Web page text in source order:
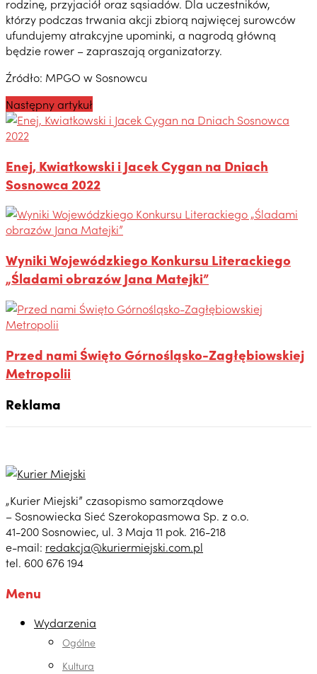
rodzinę, przyjaciół oraz sąsiadów. Dla uczestników,
którzy podczas trwania akcji zbiorą najwięcej surowców
ufundujemy atrakcyjne upominki, a nagrodą główną
będzie rower – zapraszają organizatorzy.
Źródło: MPGO w Sosnowcu
Następny artykuł
Enej, Kwiatkowski i Jacek Cygan na Dniach
Sosnowca 2022
Wyniki Wojewódzkiego Konkursu Literackiego
„Śladami obrazów Jana Matejki”
Przed nami Święto Górnośląsko-Zagłębiowskiej
Metropolii
Reklama
„Kurier Miejski” czasopismo samorządowe
– Sosnowiecka Sieć Szerokopasmowa Sp. z o.o.
41-200 Sosnowiec, ul. 3 Maja 11 pok. 216-218
e-mail: redakcja@kuriermiejski.com.pl
tel. 600 676 194
Menu
Wydarzenia
Ogólne
Kultura